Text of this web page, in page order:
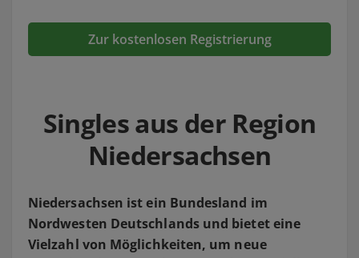
Zur kostenlosen Registrierung
Singles aus der Region
Niedersachsen
Niedersachsen ist ein Bundesland im
Nordwesten Deutschlands und bietet eine
Vielzahl von Möglichkeiten, um neue